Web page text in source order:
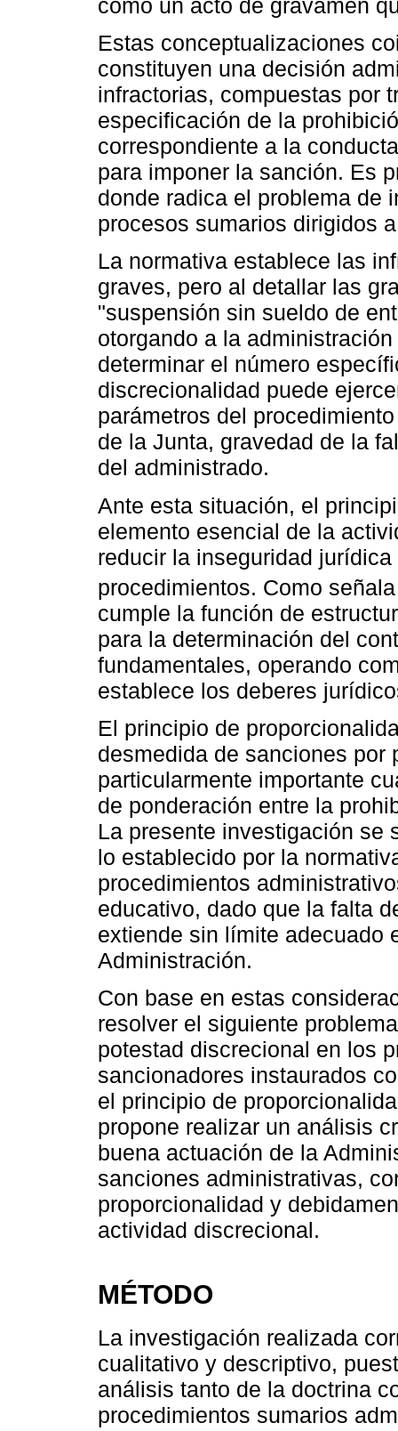
como un acto de gravamen
Estas conceptualizaciones
constituyen una decisión
infractorias, compuestas por
especificación de la
correspondiente a la
para imponer la sanción. Es
donde radica el problema de
procesos sumarios dirigidos
La normativa establece las
graves, pero al detallar las
"suspensión sin sueldo de
otorgando a la
determinar el número
discrecionalidad puede
parámetros del
de la Junta, gravedad de la
del administrado.
Ante esta situación, el
elemento esencial de la
reducir la inseguridad
procedimientos. Como
cumple la función de
para la determinación del
fundamentales, operando
establece los deberes
El principio de
desmedida de sanciones por
particularmente importante
de ponderación entre la
La presente investigación se
lo establecido por la
procedimientos
educativo, dado que la falta
extiende sin límite adecuado
Administración.
Con base en estas
resolver el siguiente
potestad discrecional en los
sancionadores instaurados
el principio de
propone realizar un análisis
buena actuación de la
sanciones administrativas,
proporcionalidad y
actividad discrecional.
MÉTODO
La investigación realizada
cualitativo y descriptivo,
análisis tanto de la doctrina
procedimientos sumarios